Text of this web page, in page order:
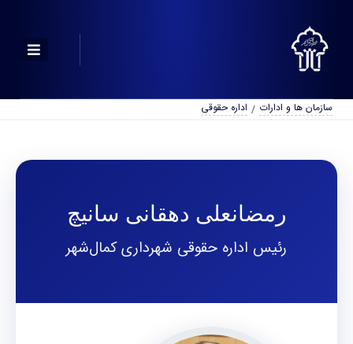
سازمان ها و ادارات اداره حقوقی
رمضانعلی دهقانی سانیچ
رئیس اداره حقوقی شهرداری کمال‌شهر